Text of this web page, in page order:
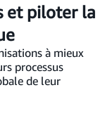
et piloter la
à mieux
processus
de leur